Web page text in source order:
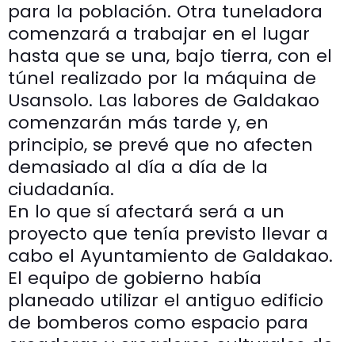
para la población. Otra tuneladora
comenzará a trabajar en el lugar
hasta que se una, bajo tierra, con el
túnel realizado por la máquina de
Usansolo. Las labores de Galdakao
comenzarán más tarde y, en
principio, se prevé que no afecten
demasiado al día a día de la
ciudadanía.
En lo que sí afectará será a un
proyecto que tenía previsto llevar a
cabo el Ayuntamiento de Galdakao.
El equipo de gobierno había
planeado utilizar el antiguo edificio
de bomberos como espacio para